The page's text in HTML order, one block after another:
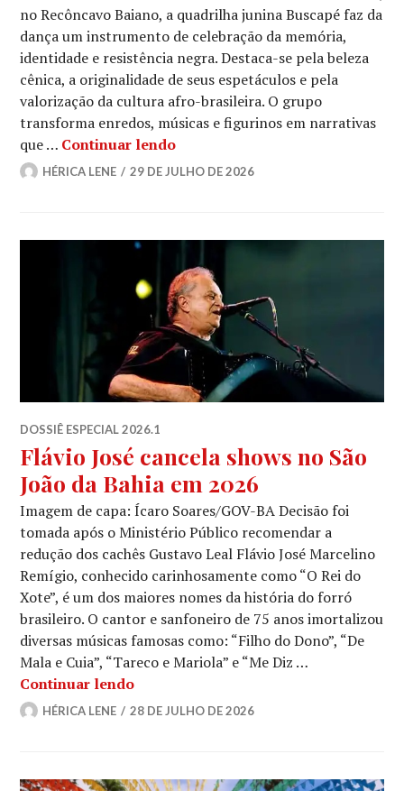
no Recôncavo Baiano, a quadrilha junina Buscapé faz da
dança um instrumento de celebração da memória,
identidade e resistência negra. Destaca-se pela beleza
cênica, a originalidade de seus espetáculos e pela
valorização da cultura afro-brasileira. O grupo
transforma enredos, músicas e figurinos em narrativas
que … Continuar lendoBuscapé: a quadrilha junina
HÉRICA LENE 29 DE JULHO DE 2026
DOSSIÊ ESPECIAL 2026.1
Flávio José cancela shows no São
João da Bahia em 2026
Imagem de capa: Ícaro Soares/GOV-BA Decisão foi
tomada após o Ministério Público recomendar a
redução dos cachês Gustavo Leal Flávio José Marcelino
Remígio, conhecido carinhosamente como “O Rei do
Xote”, é um dos maiores nomes da história do forró
brasileiro. O cantor e sanfoneiro de 75 anos imortalizou
diversas músicas famosas como: “Filho do Dono”, “De
Mala e Cuia”, “Tareco e Mariola” e “Me Diz …
Continuar lendoFlávio José cancela shows no São
HÉRICA LENE 28 DE JULHO DE 2026